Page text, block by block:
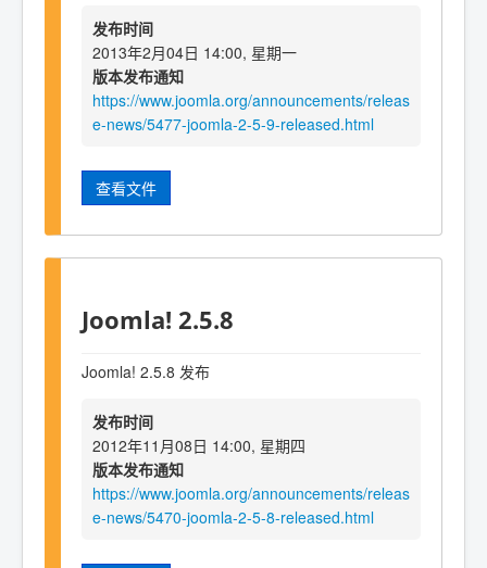
发布时间
2013年2月04日 14:00, 星期一
版本发布通知
https://www.joomla.org/announcements/releas
e-news/5477-joomla-2-5-9-released.html
查看文件
Joomla! 2.5.8
Joomla! 2.5.8 发布
发布时间
2012年11月08日 14:00, 星期四
版本发布通知
https://www.joomla.org/announcements/releas
e-news/5470-joomla-2-5-8-released.html